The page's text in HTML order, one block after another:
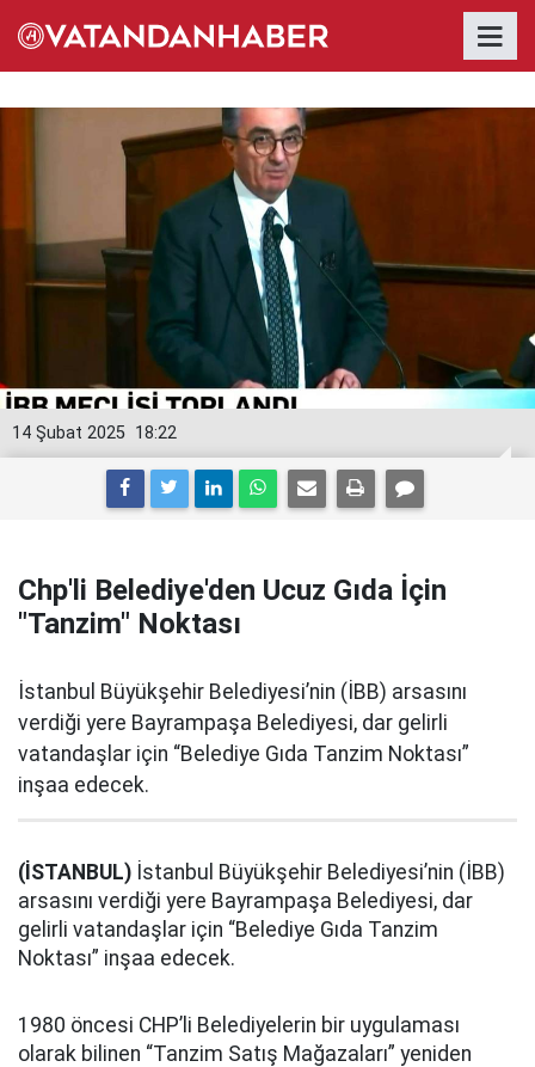
18:22
14 Şubat 2025
Chp'li Belediye'den Ucuz Gıda İçin
"Tanzim" Noktası
İstanbul Büyükşehir Belediyesi’nin (İBB) arsasını
verdiği yere Bayrampaşa Belediyesi, dar gelirli
vatandaşlar için “Belediye Gıda Tanzim Noktası”
inşaa edecek.
(İSTANBUL) İstanbul Büyükşehir Belediyesi’nin (İBB)
arsasını verdiği yere Bayrampaşa Belediyesi, dar
gelirli vatandaşlar için “Belediye Gıda Tanzim
Noktası” inşaa edecek.
1980 öncesi CHP’li Belediyelerin bir uygulaması
olarak bilinen “Tanzim Satış Mağazaları” yeniden